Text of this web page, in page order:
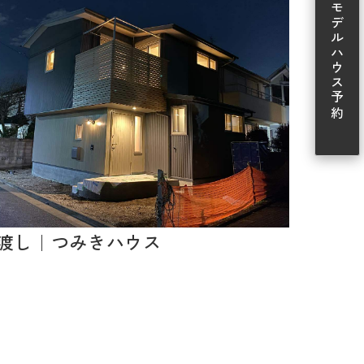
し｜つみきハウス
モデルハウス予約